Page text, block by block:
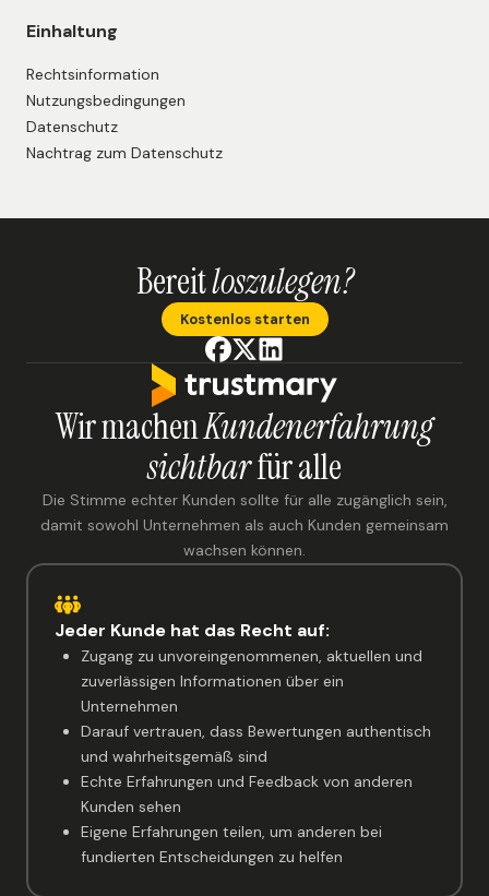
Einhaltung
Rechtsinformation
Nutzungsbedingungen
Datenschutz
Nachtrag zum Datenschutz
Bereitloszulegen?
Kostenlos starten
Wir machenKundenerfahrung
sichtbarfür alle
Die Stimme echter Kunden sollte für alle zugänglich sein,
damit sowohl Unternehmen als auch Kunden gemeinsam
wachsen können.
Jeder Kunde hat das Recht auf:
Zugang zu unvoreingenommenen, aktuellen und
zuverlässigen Informationen über ein
Unternehmen
Darauf vertrauen, dass Bewertungen authentisch
und wahrheitsgemäß sind
Echte Erfahrungen und Feedback von anderen
Kunden sehen
Eigene Erfahrungen teilen, um anderen bei
fundierten Entscheidungen zu helfen